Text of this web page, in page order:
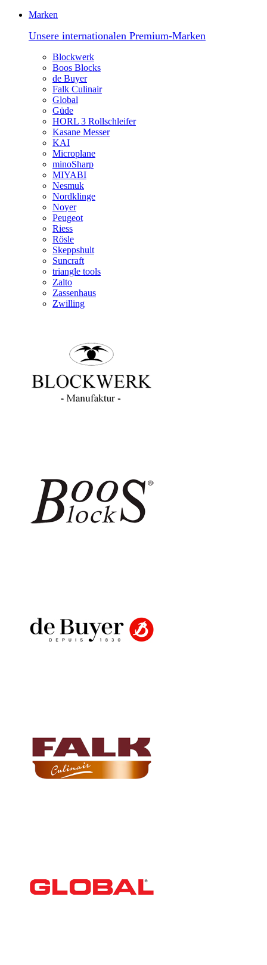
Marken
Unsere internationalen Premium-Marken
Blockwerk
Boos Blocks
de Buyer
Falk Culinair
Global
Güde
HORL 3 Rollschleifer
Kasane Messer
KAI
Microplane
minoSharp
MIYABI
Nesmuk
Nordklinge
Noyer
Peugeot
Riess
Rösle
Skeppshult
Suncraft
triangle tools
Zalto
Zassenhaus
Zwilling